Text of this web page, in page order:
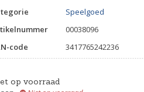
Speelgoed
00038096
code
3417765242236
op voorraad